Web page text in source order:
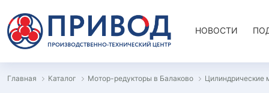
НОВОСТИ
Главная Каталог Мотор-редукторы в Балаково Цилиндрические